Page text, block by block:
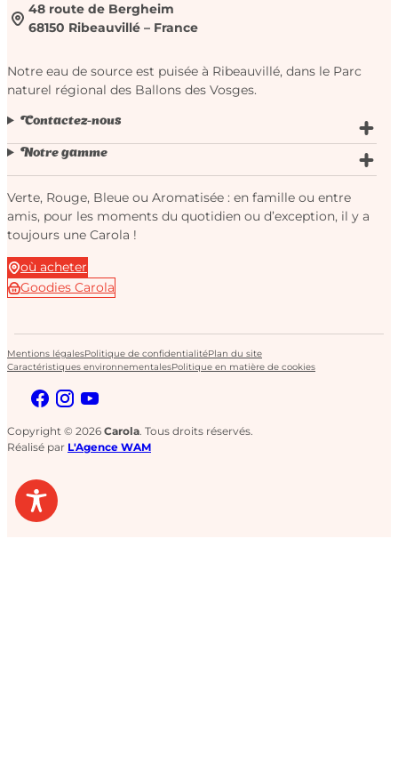
48 route de Bergheim
68150 Ribeauvillé – France
Notre eau de source est puisée à Ribeauvillé, dans le Parc
naturel régional des Ballons des Vosges.
Contactez-nous
Notre gamme
Verte, Rouge, Bleue ou Aromatisée : en famille ou entre
amis, pour les moments du quotidien ou d’exception, il y a
toujours une Carola !
où acheter
Goodies Carola
Mentions légalesPolitique de confidentialitéPlan du site
Caractéristiques environnementalesPolitique en matière de cookies
Copyright © 2026 Carola. Tous droits réservés.
Réalisé par L'Agence WAM